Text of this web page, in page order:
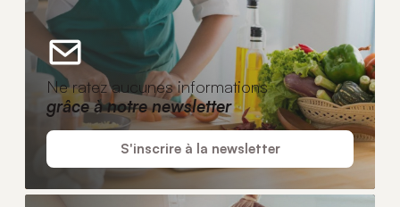
Ne ratez aucunes informations
grâce à notre newsletter
S'inscrire à la newsletter